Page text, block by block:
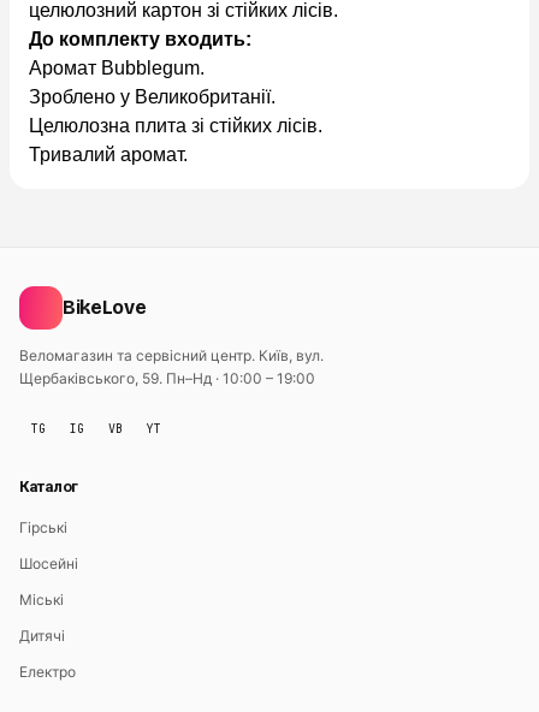
целюлозний картон зі стійких лісів.
До комплекту входить:
Аромат Bubblegum.
Зроблено у Великобританії.
Целюлозна плита зі стійких лісів.
Тривалий аромат.
BikeLove
Веломагазин та сервісний центр. Київ, вул.
Щербаківського, 59. Пн–Нд · 10:00 – 19:00
TG IG VB YT
Каталог
Гірські
Шосейні
Міські
Дитячі
Електро